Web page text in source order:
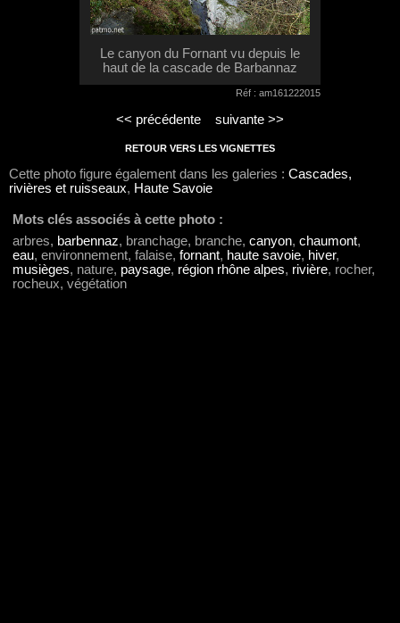
Le canyon du Fornant vu depuis le
haut de la cascade de Barbannaz
Réf : am161222015
<< précédente suivante >>
RETOUR VERS LES VIGNETTES
Cette photo figure également dans les galeries : Cascades,
rivières et ruisseaux, Haute Savoie
Mots clés associés à cette photo :
arbres, barbennaz, branchage, branche, canyon, chaumont,
eau, environnement, falaise, fornant, haute savoie, hiver,
musièges, nature, paysage, région rhône alpes, rivière, rocher,
rocheux, végétation